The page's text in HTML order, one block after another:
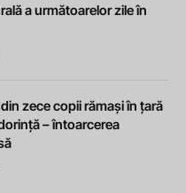
a următoarelor zile în
zece copii rămași în țară
– întoarcerea